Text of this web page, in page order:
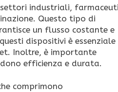
industriali,
Questo tipo di
un flusso costante e
dispositivi è essenziale
Inoltre, è importante
efficienza e durata.
comprimono